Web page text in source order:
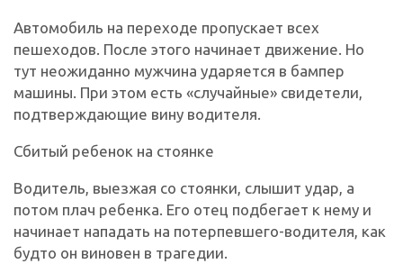
Автомобиль на переходе пропускает всех
пешеходов. После этого начинает движение. Но
тут неожиданно мужчина ударяется в бампер
машины. При этом есть «случайные» свидетели,
подтверждающие вину водителя.
Сбитый ребенок на стоянке
Водитель, выезжая со стоянки, слышит удар, а
потом плач ребенка. Его отец подбегает к нему и
начинает нападать на потерпевшего-водителя, как
будто он виновен в трагедии.